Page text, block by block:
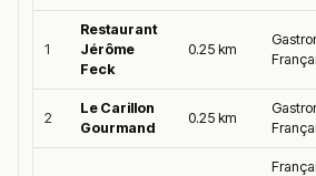
1
Restaurant
Jérôme
Feck
0.25 km
2
Le Carillon
Gourmand
0.25 km